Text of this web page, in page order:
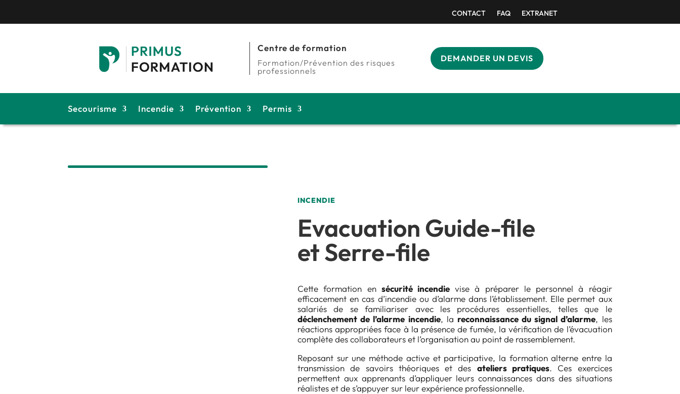
CONTACT FAQ EXTRANET
Centre de formation
Formation/Prévention des risques
professionnels
DEMANDER UN DEVIS
Secourisme Incendie Prévention Permis
INCENDIE
Evacuation Guide-file
et Serre-file
Cette formation en sécurité incendie vise à préparer le personnel à réagir
efficacement en cas d’incendie ou d’alarme dans l’établissement. Elle permet aux
salariés de se familiariser avec les procédures essentielles, telles que le
déclenchement de l’alarme incendie, la reconnaissance du signal d’alarme, les
réactions appropriées face à la présence de fumée, la vérification de l’évacuation
complète des collaborateurs et l’organisation au point de rassemblement.
Reposant sur une méthode active et participative, la formation alterne entre la
transmission de savoirs théoriques et des ateliers pratiques. Ces exercices
permettent aux apprenants d’appliquer leurs connaissances dans des situations
réalistes et de s’appuyer sur leur expérience professionnelle.